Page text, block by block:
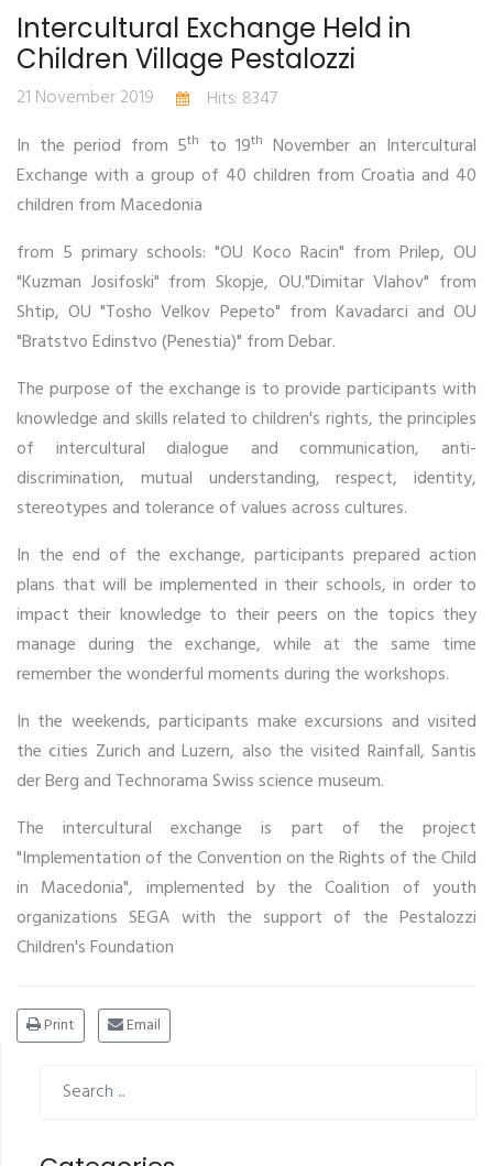
Intercultural Exchange Held in
Children Village Pestalozzi
21 November 2019
Hits: 8347
In the period from 5th to 19th November an Intercultural
Exchange with a group of 40 children from Croatia and 40
children from Macedonia
from 5 primary schools: "OU Koco Racin" from Prilep, OU
"Kuzman Josifoski" from Skopje, OU."Dimitar Vlahov" from
Shtip, OU "Tosho Velkov Pepeto" from Kavadarci and OU
"Bratstvo Edinstvo (Penestia)" from Debar.
The purpose of the exchange is to provide participants with
knowledge and skills related to children's rights, the principles
of intercultural dialogue and communication, anti-
discrimination, mutual understanding, respect, identity,
stereotypes and tolerance of values across cultures.
In the end of the exchange, participants prepared action
plans that will be implemented in their schools, in order to
impact their knowledge to their peers on the topics they
manage during the exchange, while at the same time
remember the wonderful moments during the workshops.
In the weekends, participants make excursions and visited
the cities Zurich and Luzern, also the visited Rainfall, Santis
der Berg and Technorama Swiss science museum.
The intercultural exchange is part of the project
"Implementation of the Convention on the Rights of the Child
in Macedonia", implemented by the Coalition of youth
organizations SEGA with the support of the Pestalozzi
Children's Foundation
Print Email